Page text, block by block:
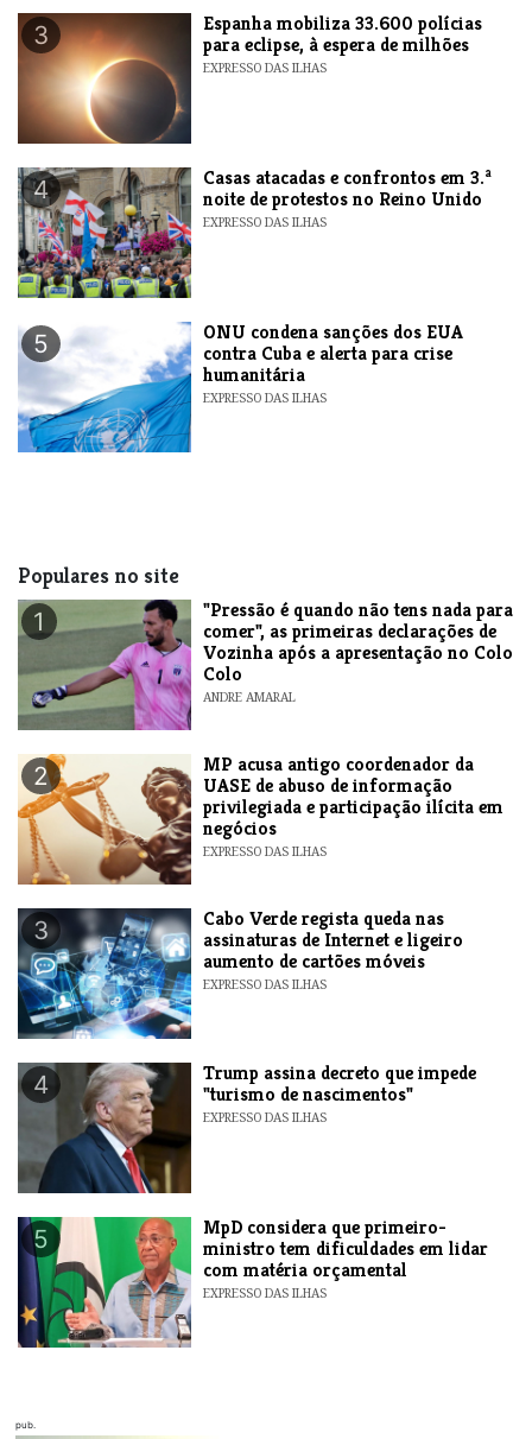
3
Espanha mobiliza 33.600 polícias
para eclipse, à espera de milhões
EXPRESSO DAS ILHAS
4
Casas atacadas e confrontos em 3.ª
noite de protestos no Reino Unido
EXPRESSO DAS ILHAS
5
ONU condena sanções dos EUA
contra Cuba e alerta para crise
humanitária
EXPRESSO DAS ILHAS
Populares no site
1
"Pressão é quando não tens nada para
comer", as primeiras declarações de
Vozinha após a apresentação no Colo
Colo
ANDRE AMARAL
2
MP acusa antigo coordenador da
UASE de abuso de informação
privilegiada e participação ilícita em
negócios
EXPRESSO DAS ILHAS
3
Cabo Verde regista queda nas
assinaturas de Internet e ligeiro
aumento de cartões móveis
EXPRESSO DAS ILHAS
4
Trump assina decreto que impede
"turismo de nascimentos"
EXPRESSO DAS ILHAS
5
MpD considera que primeiro-
ministro tem dificuldades em lidar
com matéria orçamental
EXPRESSO DAS ILHAS
pub.